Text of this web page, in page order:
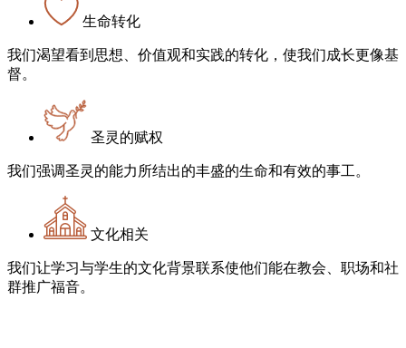
生命转化
我们渴望看到思想、价值观和实践的转化，使我们成长更像基
督。
圣灵的赋权
我们强调圣灵的能力所结出的丰盛的生命和有效的事工。
文化相关
我们让学习与学生的文化背景联系使他们能在教会、职场和社
群推广福音。